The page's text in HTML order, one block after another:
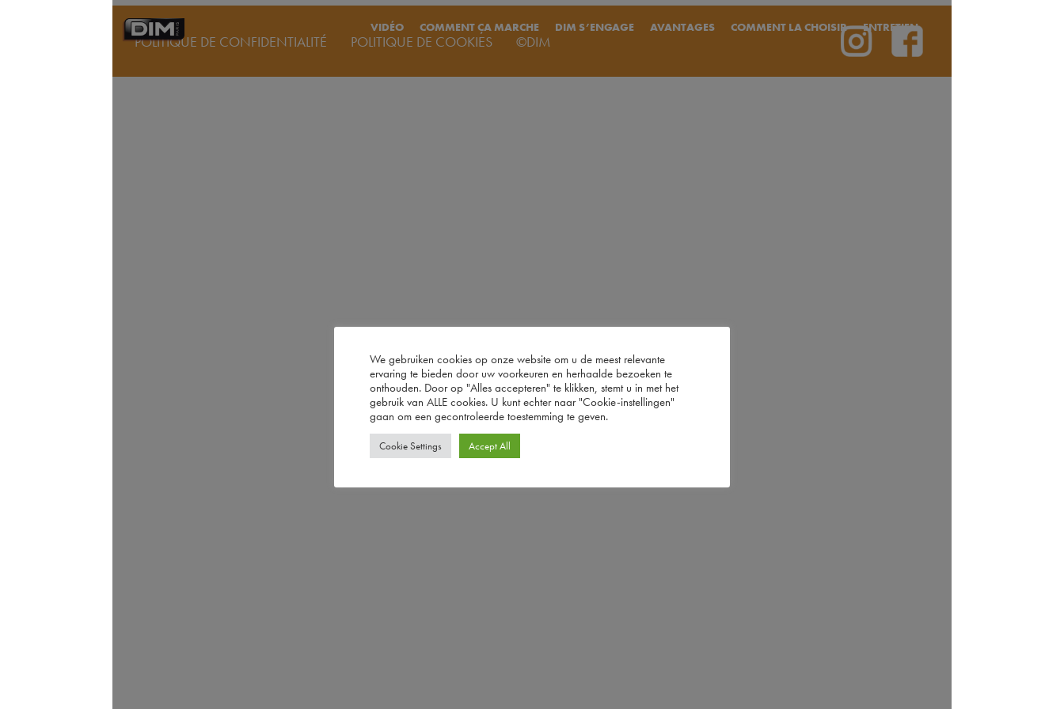
VIDÉO COMMENT ÇA MARCHE DIM S’ENGAGE AVANTAGES COMMENT LA CHOISIR ENTRETIEN
POLITIQUE DE CONFIDENTIALITÉ POLITIQUE DE COOKIES ©DIM
We gebruiken cookies op onze website om u de meest relevante
ervaring te bieden door uw voorkeuren en herhaalde bezoeken te
onthouden. Door op "Alles accepteren" te klikken, stemt u in met het
gebruik van ALLE cookies. U kunt echter naar "Cookie-instellingen"
gaan om een ​​gecontroleerde toestemming te geven.
Cookie Settings Accept All